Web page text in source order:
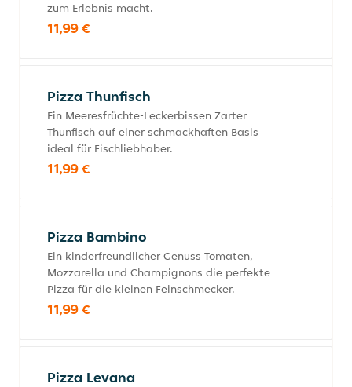
zum Erlebnis macht.
11,99 €
Pizza Thunfisch
Ein Meeresfrüchte-Leckerbissen Zarter
Thunfisch auf einer schmackhaften Basis
ideal für Fischliebhaber.
11,99 €
Pizza Bambino
Ein kinderfreundlicher Genuss Tomaten,
Mozzarella und Champignons die perfekte
Pizza für die kleinen Feinschmecker.
11,99 €
Pizza Levana